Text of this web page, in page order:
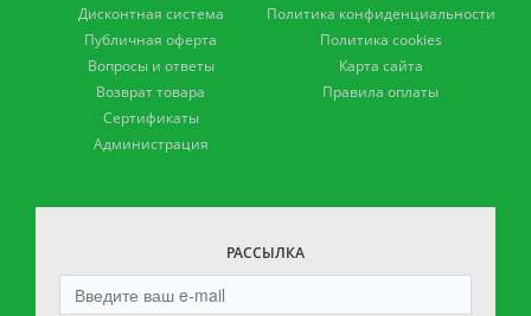
Дисконтная система
Публичная оферта
Вопросы и ответы
Возврат товара
Сертификаты
Администрация
Политика конфиденциальности
Политика cookies
Карта сайта
Правила оплаты
РАССЫЛКА